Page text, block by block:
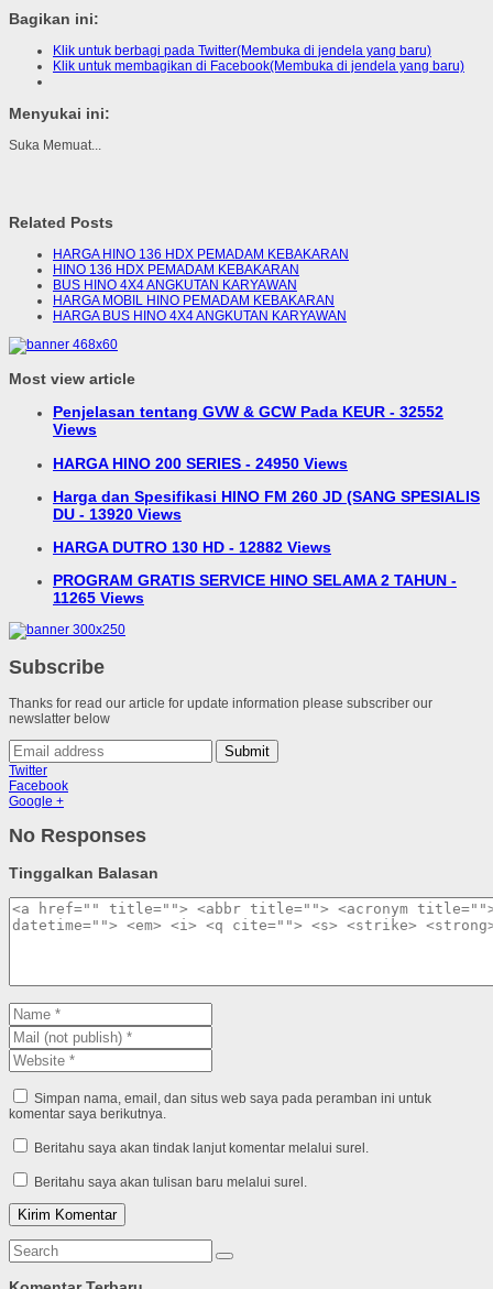
Bagikan ini:
Klik untuk berbagi pada Twitter(Membuka di jendela yang baru)
Klik untuk membagikan di Facebook(Membuka di jendela yang baru)
Menyukai ini:
Suka Memuat...
Related Posts
HARGA HINO 136 HDX PEMADAM KEBAKARAN
HINO 136 HDX PEMADAM KEBAKARAN
BUS HINO 4X4 ANGKUTAN KARYAWAN
HARGA MOBIL HINO PEMADAM KEBAKARAN
HARGA BUS HINO 4X4 ANGKUTAN KARYAWAN
Most view article
Penjelasan tentang GVW & GCW Pada KEUR - 32552
Views
HARGA HINO 200 SERIES - 24950 Views
Harga dan Spesifikasi HINO FM 260 JD (SANG SPESIALIS
DU - 13920 Views
HARGA DUTRO 130 HD - 12882 Views
PROGRAM GRATIS SERVICE HINO SELAMA 2 TAHUN -
11265 Views
Subscribe
Thanks for read our article for update information please subscriber our
newslatter below
Submit
Twitter
Facebook
Google +
No Responses
Tinggalkan Balasan
Simpan nama, email, dan situs web saya pada peramban ini untuk
komentar saya berikutnya.
Beritahu saya akan tindak lanjut komentar melalui surel.
Beritahu saya akan tulisan baru melalui surel.